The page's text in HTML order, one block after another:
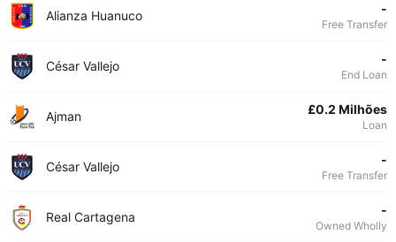
Alianza Huanuco -
Free Transfer
César Vallejo -
End Loan
Ajman £0.2 Milhões
Loan
César Vallejo -
Free Transfer
Real Cartagena -
Owned Wholly